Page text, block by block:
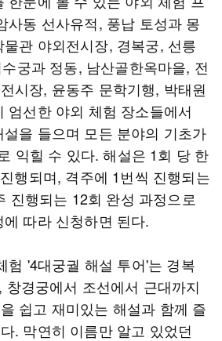
사동 선사유적, 풍납 토성과 몽
관 야외전시장, 경복궁, 선릉
궁과 정동, 남산골한옥마을, 전
시장, 윤동주 문학기행, 박태원
엄선한 야외 체험 장소들에서
을 들으며 모든 분야의 기초가
익힐 수 있다. 해설은 1회 당 한
행되며, 격주에 1번씩 진행되는
진행되는 12회 완성 과정으로
따라 신청하면 된다.
험 '4대궁궐 해설 투어'는 경복
경궁에서 조선에서 근대까지
쉽고 재미있는 해설과 함께 즐
. 막연히 이름만 알고 있었던